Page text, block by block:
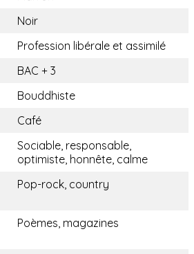
Noir
Profession libérale et assimilé
BAC + 3
Bouddhiste
Café
Sociable, responsable,
optimiste, honnête, calme
Pop-rock, country
Poèmes, magazines